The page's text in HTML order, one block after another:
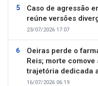
Caso de agressão
reúne versões
23/07/2026 17:07
Oeiras perde o
Reis; morte
trajetória dedicada
16/07/2026 06:19